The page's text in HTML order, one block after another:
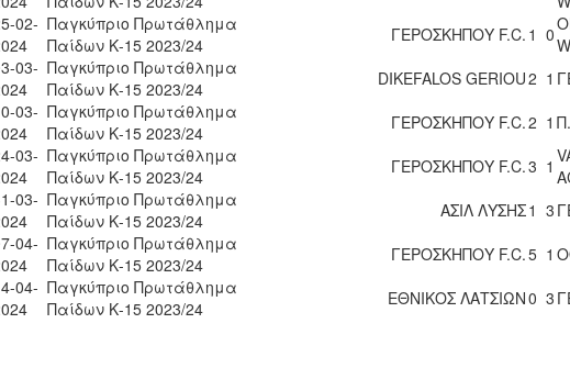
02- Παγκύπριο Πρωτάθλημα
Παίδων Κ-15 2023/24
ΓΕΡΟΣΚΗΠΟΥ F.C. 1 0
03- Παγκύπριο Πρωτάθλημα
Παίδων Κ-15 2023/24
DIKEFALOS GERIOU2 1
03- Παγκύπριο Πρωτάθλημα
Παίδων Κ-15 2023/24
ΓΕΡΟΣΚΗΠΟΥ F.C.2 1
03- Παγκύπριο Πρωτάθλημα
Παίδων Κ-15 2023/24
ΓΕΡΟΣΚΗΠΟΥ F.C.3 1
03- Παγκύπριο Πρωτάθλημα
Παίδων Κ-15 2023/24
ΑΣΙΛ ΛΥΣΗΣ1 3
04- Παγκύπριο Πρωτάθλημα
Παίδων Κ-15 2023/24
ΓΕΡΟΣΚΗΠΟΥ F.C.5 1
04- Παγκύπριο Πρωτάθλημα
Παίδων Κ-15 2023/24
ΕΘΝΙΚΟΣ ΛΑΤΣΙΩΝ0 3